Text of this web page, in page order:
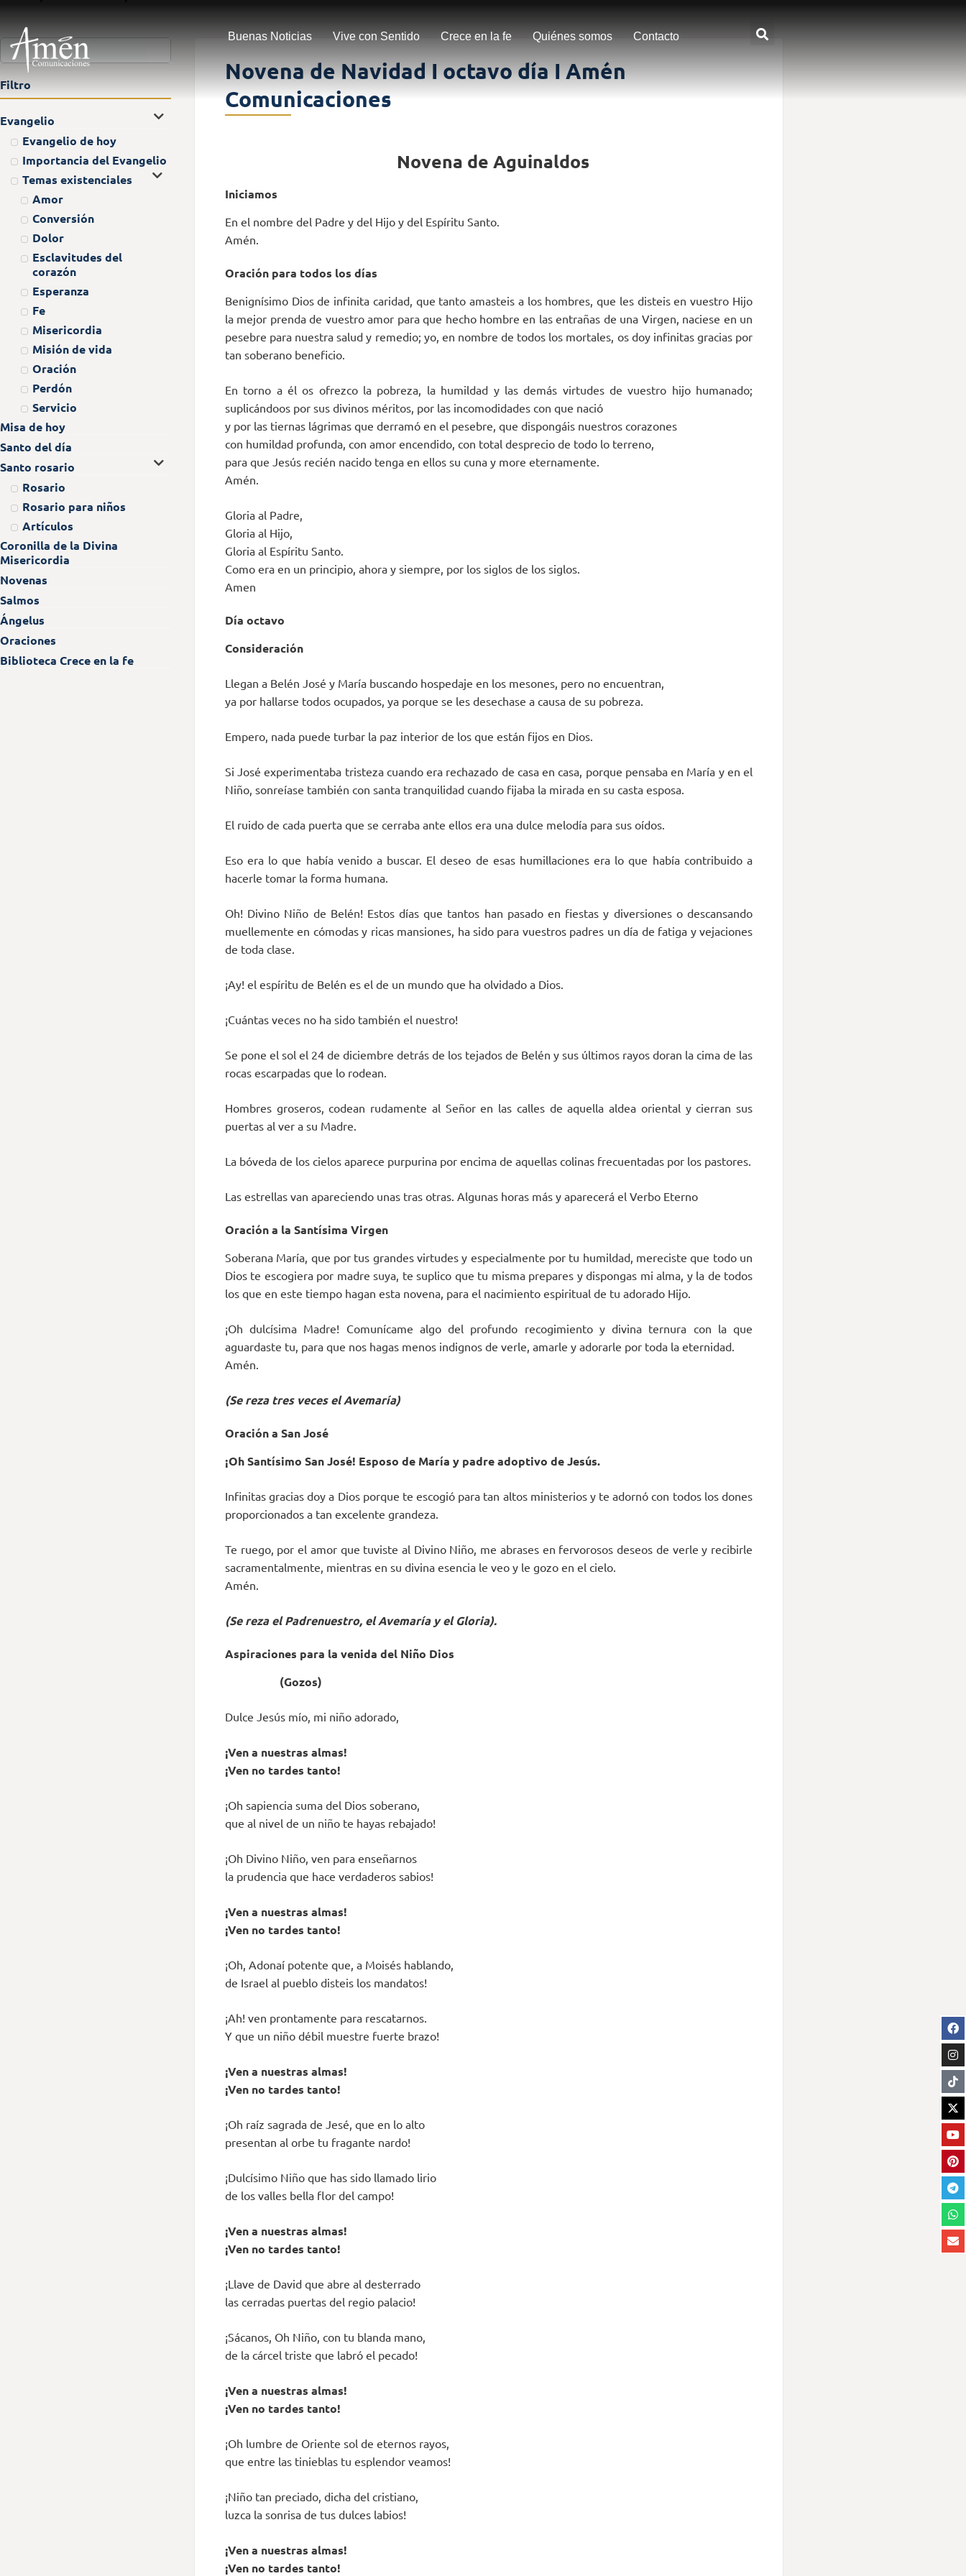
Buenas Noticias Vive con Sentido Crece en la fe Quiénes somos Contacto
Filtro
Evangelio
Evangelio de hoy
Importancia del Evangelio
Temas existenciales
Amor
Conversión
Dolor
Esclavitudes del
corazón
Esperanza
Fe
Misericordia
Misión de vida
Oración
Perdón
Servicio
Misa de hoy
Santo del día
Santo rosario
Rosario
Rosario para niños
Artículos
Coronilla de la Divina
Misericordia
Novenas
Salmos
Ángelus
Oraciones
Biblioteca Crece en la fe
Novena de Navidad I octavo día I Amén
Comunicaciones
Novena de Aguinaldos
Iniciamos
En el nombre del Padre y del Hijo y del Espíritu Santo.
Amén.
Oración para todos los días
Benignísimo Dios de infinita caridad, que tanto amasteis a los hombres, que les disteis en vuestro Hijo
la mejor prenda de vuestro amor para que hecho hombre en las entrañas de una Virgen, naciese en un
pesebre para nuestra salud y remedio; yo, en nombre de todos los mortales, os doy infinitas gracias por
tan soberano beneficio.
En torno a él os ofrezco la pobreza, la humildad y las demás virtudes de vuestro hijo humanado;
suplicándoos por sus divinos méritos, por las incomodidades con que nació
y por las tiernas lágrimas que derramó en el pesebre, que dispongáis nuestros corazones
con humildad profunda, con amor encendido, con total desprecio de todo lo terreno,
para que Jesús recién nacido tenga en ellos su cuna y more eternamente.
Amén.
Gloria al Padre,
Gloria al Hijo,
Gloria al Espíritu Santo.
Como era en un principio, ahora y siempre, por los siglos de los siglos.
Amen
Día octavo
Consideración
Llegan a Belén José y María buscando hospedaje en los mesones, pero no encuentran,
ya por hallarse todos ocupados, ya porque se les desechase a causa de su pobreza.
Empero, nada puede turbar la paz interior de los que están fijos en Dios.
Si José experimentaba tristeza cuando era rechazado de casa en casa, porque pensaba en María y en el
Niño, sonreíase también con santa tranquilidad cuando fijaba la mirada en su casta esposa.
El ruido de cada puerta que se cerraba ante ellos era una dulce melodía para sus oídos.
Eso era lo que había venido a buscar. El deseo de esas humillaciones era lo que había contribuido a
hacerle tomar la forma humana.
Oh! Divino Niño de Belén! Estos días que tantos han pasado en fiestas y diversiones o descansando
muellemente en cómodas y ricas mansiones, ha sido para vuestros padres un día de fatiga y vejaciones
de toda clase.
¡Ay! el espíritu de Belén es el de un mundo que ha olvidado a Dios.
¡Cuántas veces no ha sido también el nuestro!
Se pone el sol el 24 de diciembre detrás de los tejados de Belén y sus últimos rayos doran la cima de las
rocas escarpadas que lo rodean.
Hombres groseros, codean rudamente al Señor en las calles de aquella aldea oriental y cierran sus
puertas al ver a su Madre.
La bóveda de los cielos aparece purpurina por encima de aquellas colinas frecuentadas por los pastores.
Las estrellas van apareciendo unas tras otras. Algunas horas más y aparecerá el Verbo Eterno
Oración a la Santísima Virgen
Soberana María, que por tus grandes virtudes y especialmente por tu humildad, mereciste que todo un
Dios te escogiera por madre suya, te suplico que tu misma prepares y dispongas mi alma, y la de todos
los que en este tiempo hagan esta novena, para el nacimiento espiritual de tu adorado Hijo.
¡Oh dulcísima Madre! Comunícame algo del profundo recogimiento y divina ternura con la que
aguardaste tu, para que nos hagas menos indignos de verle, amarle y adorarle por toda la eternidad.
Amén.
(Se reza tres veces el Avemaría)
Oración a San José
¡Oh Santísimo San José! Esposo de María y padre adoptivo de Jesús.
Infinitas gracias doy a Dios porque te escogió para tan altos ministerios y te adornó con todos los dones
proporcionados a tan excelente grandeza.
Te ruego, por el amor que tuviste al Divino Niño, me abrases en fervorosos deseos de verle y recibirle
sacramentalmente, mientras en su divina esencia le veo y le gozo en el cielo.
Amén.
(Se reza el Padrenuestro, el Avemaría y el Gloria).
Aspiraciones para la venida del Niño Dios
(Gozos)
Dulce Jesús mío, mi niño adorado,
¡Ven a nuestras almas!
¡Ven no tardes tanto!
¡Oh sapiencia suma del Dios soberano,
que al nivel de un niño te hayas rebajado!
¡Oh Divino Niño, ven para enseñarnos
la prudencia que hace verdaderos sabios!
¡Ven a nuestras almas!
¡Ven no tardes tanto!
¡Oh, Adonaí potente que, a Moisés hablando,
de Israel al pueblo disteis los mandatos!
¡Ah! ven prontamente para rescatarnos.
Y que un niño débil muestre fuerte brazo!
¡Ven a nuestras almas!
¡Ven no tardes tanto!
¡Oh raíz sagrada de Jesé, que en lo alto
presentan al orbe tu fragante nardo!
¡Dulcísimo Niño que has sido llamado lirio
de los valles bella flor del campo!
¡Ven a nuestras almas!
¡Ven no tardes tanto!
¡Llave de David que abre al desterrado
las cerradas puertas del regio palacio!
¡Sácanos, Oh Niño, con tu blanda mano,
de la cárcel triste que labró el pecado!
¡Ven a nuestras almas!
¡Ven no tardes tanto!
¡Oh lumbre de Oriente sol de eternos rayos,
que entre las tinieblas tu esplendor veamos!
¡Niño tan preciado, dicha del cristiano,
luzca la sonrisa de tus dulces labios!
¡Ven a nuestras almas!
¡Ven no tardes tanto!